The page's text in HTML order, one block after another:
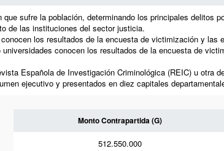
sufre la población, determinando los principales delitos
de las instituciones del sector justicia.
los resultados de la encuesta de victimización y
conocen los resultados de la encuesta de
Española de Investigación Criminológica (REIC) u otra
ejecutivo y presentados en diez capitales
Monto Contrapartida (G)
512.550.000